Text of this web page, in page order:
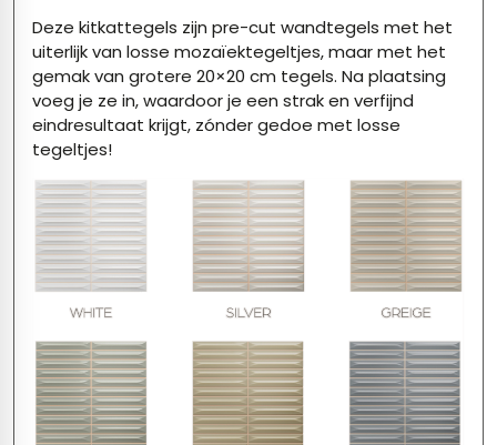
Deze kitkattegels zijn pre-cut wandtegels met het
uiterlijk van losse mozaïektegeltjes, maar met het
gemak van grotere 20×20 cm tegels. Na plaatsing
voeg je ze in, waardoor je een strak en verfijnd
eindresultaat krijgt, zónder gedoe met losse
tegeltjes!